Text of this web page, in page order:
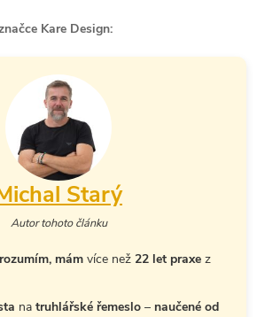
Kare Design:
Starý
Autor tohoto článku
rozumím, mám více než 22 let praxe z
na truhlářské řemeslo – naučené od